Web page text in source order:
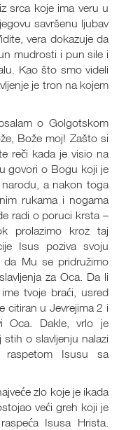
srca koje ima veru u
savršenu ljubav
vera dokazuje da
mudrosti i pun sile i
Kao što smo videli
je tron na kojem
o Golgotskom
Bože moj! Zašto si
reči kada je visio na
govori o Bogu koji je
a nakon toga
rukama i nogama
radi o poruci krsta –
prolazimo kroz taj
Isus poziva svoju
Mu se pridružimo
za Oca. Da li
tvoje braći, usred
citiran u Jevrejima 2 i
Oca. Dakle, vrlo je
o slavljenju nalazi
Isusu sa
zlo koje je ikada
veći greh koji je
Isusa Hrista.